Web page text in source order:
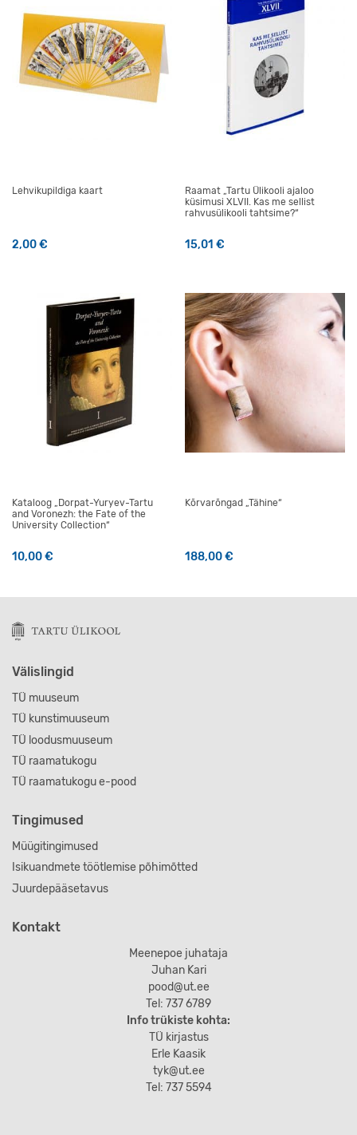
Lehvikupildiga kaart
2,00€
Raamat „Tartu Ülikooli ajaloo
küsimusi XLVII. Kas me sellist
rahvusülikooli tahtsime?“
15,01€
Kataloog „Dorpat-Yuryev-Tartu
and Voronezh: the Fate of the
University Collection“
10,00€
Kõrvarõngad „Tähine“
188,00€
Välislingid
TÜ muuseum
TÜ kunstimuuseum
TÜ loodusmuuseum
TÜ raamatukogu
TÜ raamatukogu e-pood
Tingimused
Müügitingimused
Isikuandmete töötlemise põhimõtted
Juurdepääsetavus
Kontakt
Meenepoe juhataja
Juhan Kari
pood@ut.ee
Tel: 737 6789
Info trükiste kohta:
TÜ kirjastus
Erle Kaasik
tyk@ut.ee
Tel: 737 5594